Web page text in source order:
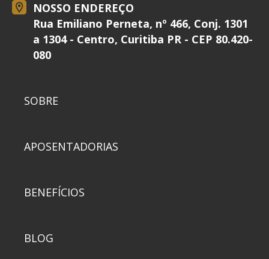
NOSSO ENDEREÇO
Rua Emiliano Perneta, nº 466, Conj. 1301
a 1304 - Centro, Curitiba PR - CEP 80.420-
080
SOBRE
APOSENTADORIAS
BENEFÍCIOS
BLOG